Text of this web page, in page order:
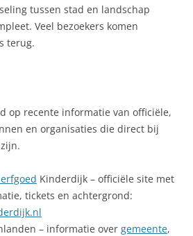
tussen stad en landschap
Veel bezoekers komen
terug.
op recente informatie van officiële,
en organisaties die direct bij
Kinderdijk – officiële site met
tickets en achtergrond:
– informatie over gemeente,